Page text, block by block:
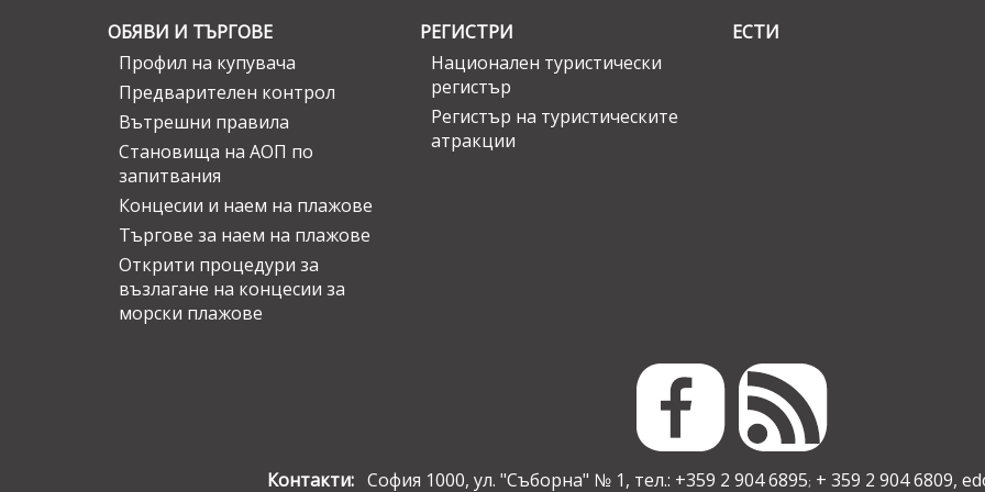
ОБЯВИ И ТЪРГОВЕ
Профил на купувача
Предварителен контрол
Вътрешни правила
Становища на АОП по
запитвания
Концесии и наем на плажове
Търгове за наем на плажове
Открити процедури за
възлагане на концесии за
морски плажове
РЕГИСТРИ
Национален туристически
регистър
Регистър на туристическите
атракции
ЕСТИ
Контакти:София 1000, ул. "Съборна" № 1, тел.: +359 2 904 6895; + 359 2 904 6809,